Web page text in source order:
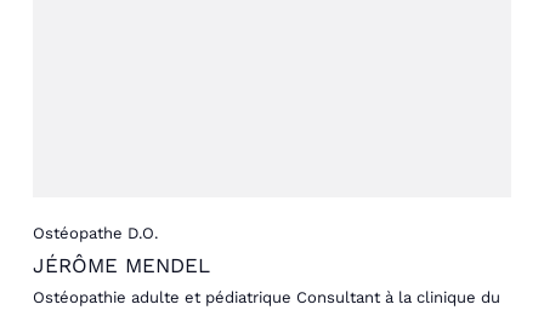
Ostéopathe D.O.
JÉRÔME MENDEL
Ostéopathie adulte et pédiatrique Consultant à la clinique du